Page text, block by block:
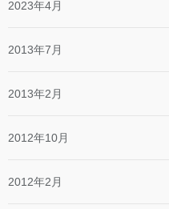
2023年4月
2013年7月
2013年2月
2012年10月
2012年2月